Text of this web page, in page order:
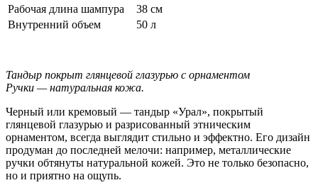
Рабочая длина шампура
38 см
Внутренний объем
50 л
Тандыр покрыт глянцевой глазурью с орнаментом
Ручки — натуральная кожа.
Черный или кремовый — тандыр «Урал», покрытый
глянцевой глазурью и разрисованный этническим
орнаментом, всегда выглядит стильно и эффектно. Его дизайн
продуман до последней мелочи: например, металлические
ручки обтянуты натуральной кожей. Это не только безопасно,
но и приятно на ощупь.